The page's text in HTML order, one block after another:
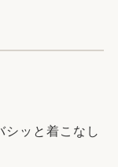
シッと着こなし